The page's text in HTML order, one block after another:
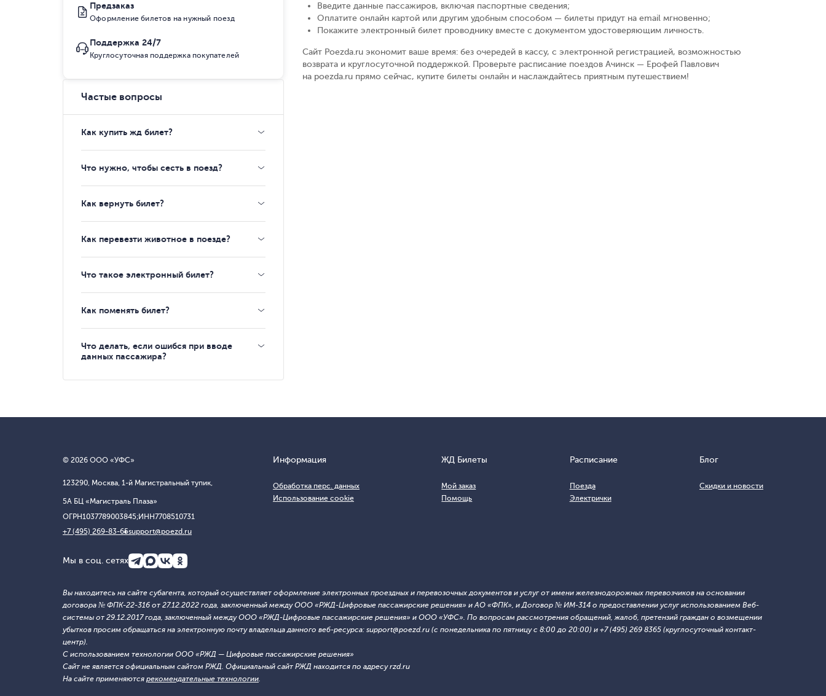
Введите данные пассажиров, включая паспортные сведения;
Оплатите онлайн картой или другим удобным способом — билеты придут на email мгновенно;
Покажите электронный билет проводнику вместе с документом удостоверяющим личность.
Сайт Poezda.ru экономит ваше время: без очередей в кассу, с электронной регистрацией, возможностью
возврата и круглосуточной поддержкой. Проверьте расписание поездов Ачинск — Ерофей Павлович
на poezda.ru прямо сейчас, купите билеты онлайн и наслаждайтесь приятным путешествием!
Предзаказ
Оформление билетов на нужный поезд
Поддержка 24/7
Круглосуточная поддержка покупателей
Частые вопросы
Как купить жд билет?
Что нужно, чтобы сесть в поезд?
Как вернуть билет?
Как перевезти животное в поезде?
Что такое электронный билет?
Как поменять билет?
Что делать, если ошибся при вводе
данных пассажира?
© 2026 ООО «УФС»
123290, Москва, 1-й Магистральный тупик,
5А БЦ «Магистраль Плаза»
ОГРН1037789003845;ИНН7708510731
+7 (495) 269-83-65support@poezd.ru
Информация
Обработка перс. данных
Использование cookie
ЖД Билеты
Мой заказ
Помощь
Расписание
Поезда
Электрички
Блог
Скидки и новости
Мы в соц. сетях
Вы находитесь на сайте субагента, который осуществляет оформление электронных проездных и перевозочных документов и услуг от имени железнодорожных перевозчиков на основании
договора № ФПК-22-316 от 27.12.2022 года, заключенный между ООО «РЖД-Цифровые пассажирские решения» и АО «ФПК», и Договор № ИМ-314 о предоставлении услуг использованием Веб-
системы от 29.12.2017 года, заключенный между ООО «РЖД-Цифровые пассажирские решения» и ООО «УФС». По вопросам рассмотрения обращений, жалоб, претензий граждан о возмещении
убытков просим обращаться на электронную почту владельца данного веб-ресурса: support@poezd.ru (с понедельника по пятницу с 8:00 до 20:00) и +7 (495) 269 8365 (круглосуточный контакт-
центр).
С использованием технологии ООО «РЖД — Цифровые пассажирские решения»
Сайт не является официальным сайтом РЖД. Официальный сайт РЖД находится по адресу rzd.ru
На сайте применяются рекомендательные технологии.